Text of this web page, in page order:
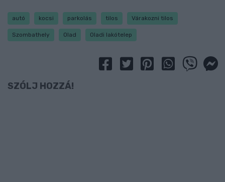
autó kocsi parkolás tilos Várakozni tilos
Szombathely Olad Oladi lakótelep
SZÓLJ HOZZÁ!